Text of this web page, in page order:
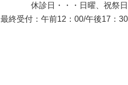
休診日・・・日曜、祝祭日
最終受付：午前12：00/午後17：30